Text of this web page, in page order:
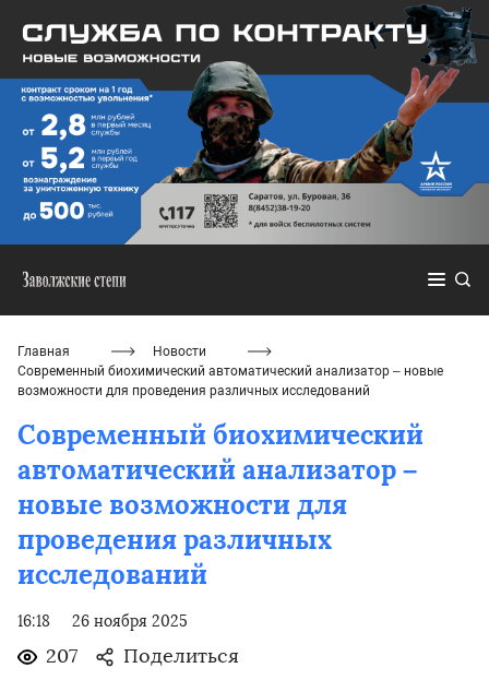
Главная
Новости
Современный биохимический автоматический анализатор – новые
возможности для проведения различных исследований
Современный биохимический
автоматический анализатор –
новые возможности для
проведения различных
исследований
16:18 26 ноября 2025
207 Поделиться